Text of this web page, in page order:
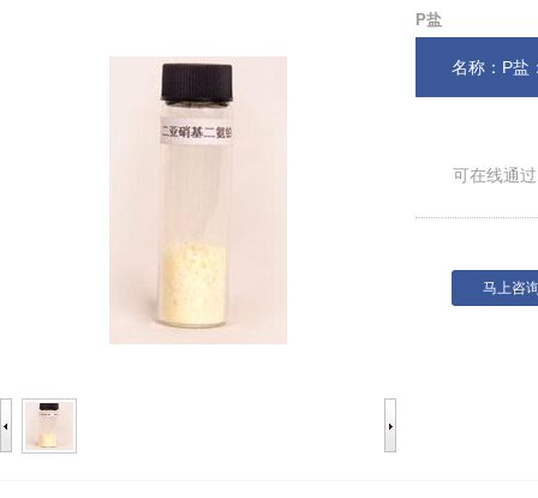
P盐
名称：P盐
可在线通
马上咨